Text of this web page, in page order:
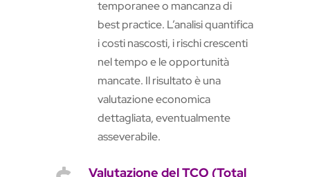
temporanee o mancanza di
best practice. L’analisi quantifica
i costi nascosti, i rischi crescenti
nel tempo e le opportunità
mancate. Il risultato è una
valutazione economica
dettagliata, eventualmente
asseverabile.
Valutazione del TCO (Total